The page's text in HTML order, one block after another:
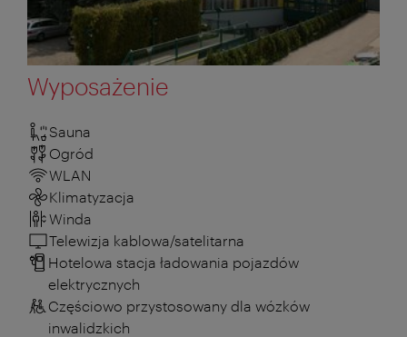
Wyposażenie
Sauna
Ogród
WLAN
Klimatyzacja
Winda
Telewizja kablowa/satelitarna
Hotelowa stacja ładowania pojazdów
elektrycznych
Częściowo przystosowany dla wózków
inwalidzkich